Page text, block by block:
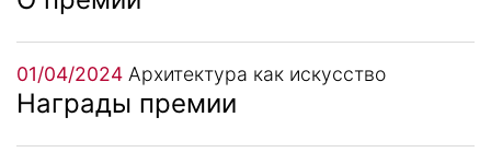
01/04/2024 Архитектура как искусство
Награды премии